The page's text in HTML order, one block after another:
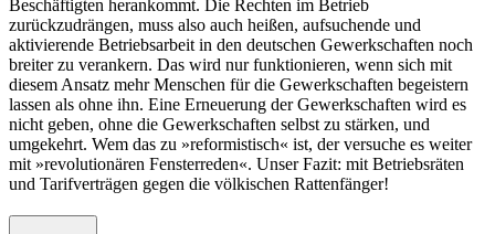
Beschäftigten herankommt. Die Rechten im Betrieb
zurückzudrängen, muss also auch heißen, aufsuchende und
aktivierende Betriebsarbeit in den deutschen Gewerkschaften noch
breiter zu verankern. Das wird nur funktionieren, wenn sich mit
diesem Ansatz mehr Menschen für die Ge­werkschaften begeistern
lassen als ohne ihn. Eine Erneuerung der Gewerkschaften wird es
nicht geben, ohne die Gewerkschaften selbst zu stärken, und
umgekehrt. Wem das zu »reformistisch« ist, der versuche es weiter
mit »revolutionären Fensterreden«. Unser Fazit: mit Betriebsräten
und Tarifverträgen gegen die völkischen Rattenfänger!